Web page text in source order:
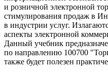
и розничной электронной
стимулирования продаж в
в индустрии услуг.
аспекты электронной
Данный учебник
по направлению 100700
также будет полезен